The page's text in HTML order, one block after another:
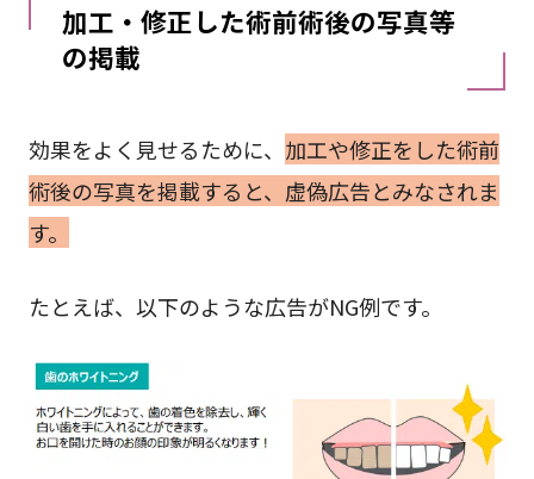
加工・修正した術前術後の写真等
の掲載
効果をよく見せるために、 加工や修正をした術前
術後の写真を掲載すると、虚偽広告とみなされま
す。
たとえば、以下のような広告がNG例です。